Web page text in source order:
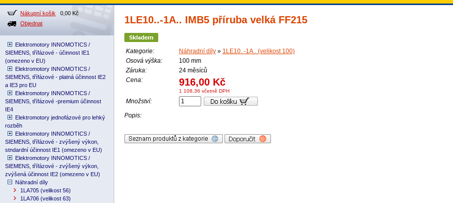
Nákupní košik 0,00 Kč
Objednat
Elektromotory INNOMOTICS /
SIEMENS, třífázové - účinnost IE1
(omezeno v EU)
Elektromotory INNOMOTICS /
SIEMENS, třífázové - platná účinnost IE2
a IE3 pro EU
Elektromotory INNOMOTICS /
SIEMENS, třífázové -premium účinnost
IE4
Elektromotory jednofázové pro lehký
rozběh
Elektromotory INNOMOTICS /
SIEMENS, třífázové - zvýšený výkon,
stndardní účinnost IE1 (omezeno v EU)
Elektromotory INNOMOTICS /
SIEMENS, třífázové - zvýšený výkon,
zvýšená účinnost IE2 (omezeno v EU)
Náhradní díly
1LA705 (velikost 56)
1LA706 (velikost 63)
1LE10..-1A.. IMB5 příruba velká FF215
Kategorie: Náhradní díly » 1LE10..-1A.. (velikost 100)
Osová výška:
100 mm
Záruka:
24 měsíců
Cena:
916,00 Kč
1 108,36 včetně DPH
Množství:
Popis: